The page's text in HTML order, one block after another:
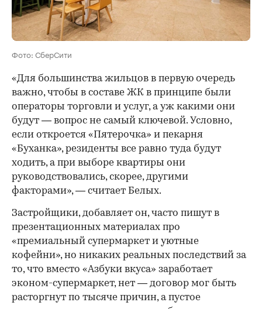
Фото: СберСити
«Для большинства жильцов в первую очередь
важно, чтобы в составе ЖК в принципе были
операторы торговли и услуг, а уж какими они
будут — вопрос не самый ключевой. Условно,
если откроется «Пятерочка» и пекарня
«Буханка», резиденты все равно туда будут
ходить, а при выборе квартиры они
руководствовались, скорее, другими
факторами», — считает Белых.
Застройщики, добавляет он, часто пишут в
презентационных материалах про
«премиальный супермаркет и уютные
кофейни», но никаких реальных последствий за
то, что вместо «Азбуки вкуса» заработает
эконом-супермаркет, нет — договор мог быть
расторгнут по тысяче причин, а пустое